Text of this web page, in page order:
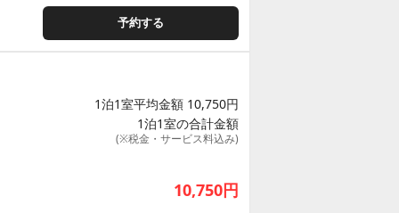
予約する
1泊1室平均金額 10,750円
1泊1室の合計金額
(※税金・サービス料込み)
10,750円